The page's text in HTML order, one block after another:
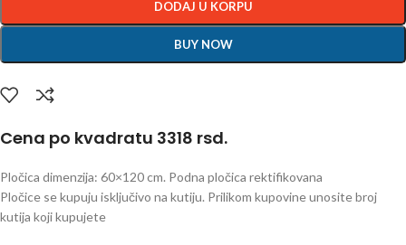
DODAJ U KORPU
BUY NOW
Cena po kvadratu 3318 rsd.
Pločica dimenzija: 60×120 cm. Podna pločica rektifikovana
Pločice se kupuju isključivo na kutiju. Prilikom kupovine unosite broj
kutija koji kupujete